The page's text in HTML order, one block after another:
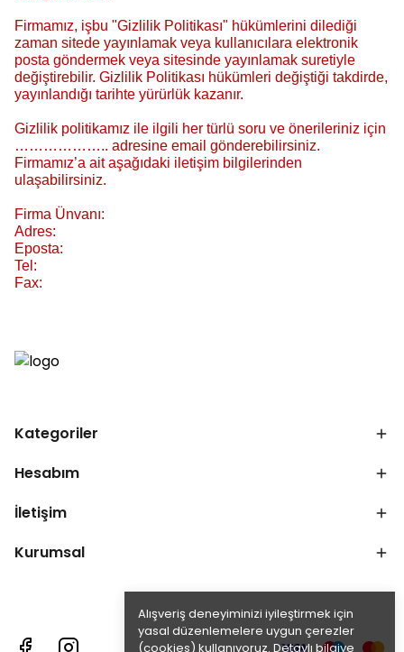
Alışveriş deneyiminizi iyileştirmek için
yasal düzenlemelere uygun çerezler
(cookies) kullanıyoruz. Detaylı bilgiye
Firmamız, işbu "Gizlilik Politikası" hükümlerini dilediği
zaman sitede yayınlamak veya kullanıcılara elektronik
posta göndermek veya sitesinde yayınlamak suretiyle
değiştirebilir. Gizlilik Politikası hükümleri değiştiği takdirde,
yayınlandığı tarihte yürürlük kazanır.
Gizlilik politikamız ile ilgili her türlü soru ve önerileriniz için
……………….. adresine email gönderebilirsiniz.
Firmamız’a ait aşağıdaki iletişim bilgilerinden
ulaşabilirsiniz.
Firma Ünvanı:
Adres:
Eposta:
Tel:
Fax:
Kategoriler
Hesabım
İletişim
Kurumsal